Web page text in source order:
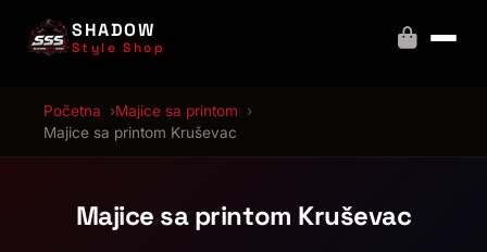
SHADOW
Style Shop
Početna
Majice sa printom
Majice sa printom Kruševac
Majice sa printom Kruševac